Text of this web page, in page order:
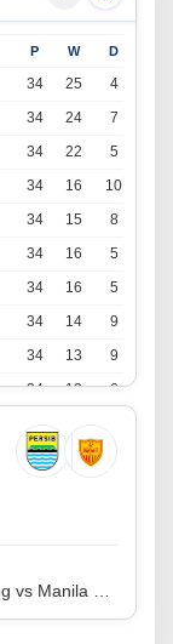
P W D
34 25 4
34 24 7
34 22 5
34 16 10
34 15 8
34 16 5
34 16 5
34 14 9
34 13 9
34 13 6
34 11
34 8 10
Persatuan Sepak Bola Indonesia Bandung vs Manila Digger FC